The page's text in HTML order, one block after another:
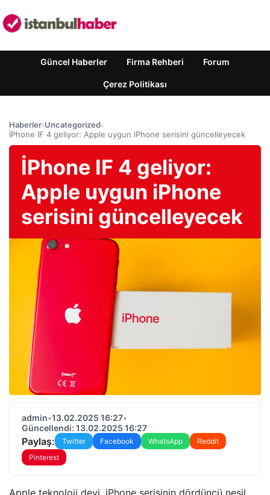
Güncel Haberler Firma Rehberi Forum
Çerez Politikası
Haberler›Uncategorized›
İPhone IF 4 geliyor: Apple uygun iPhone serisini güncelleyecek
İPhone IF 4 geliyor:
Apple uygun iPhone
serisini güncelleyecek
admin•13.02.2025 16:27•
Güncellendi: 13.02.2025 16:27
Paylaş: Twitter Facebook WhatsApp
Reddit
Pinterest
Apple teknoloji devi, iPhone serisinin dördüncü nesil